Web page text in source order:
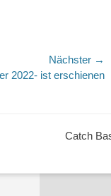
Nächster →
2022- ist erschienen
Catch